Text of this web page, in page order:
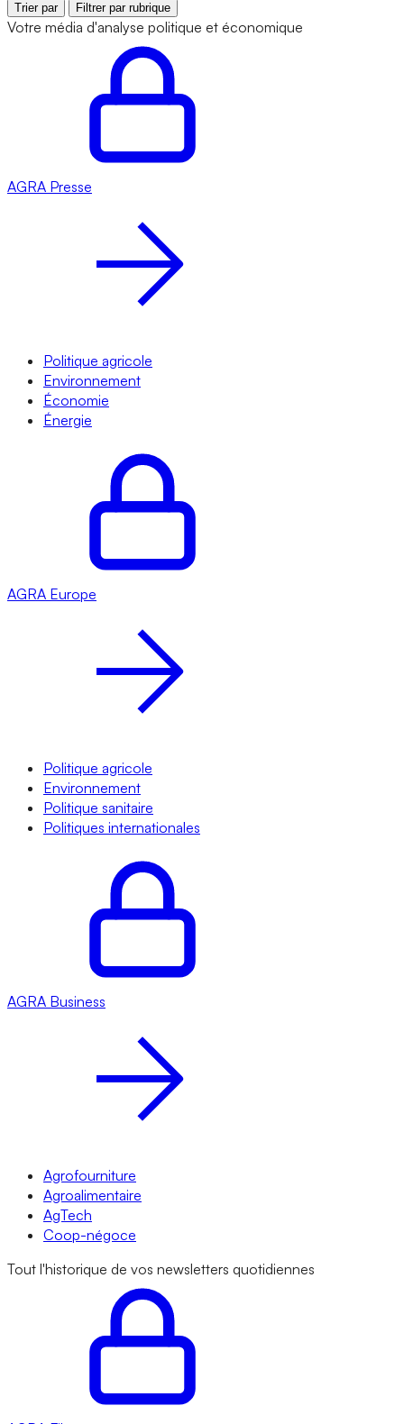
Trier par Filtrer par rubrique
Votre média d'analyse politique et économique
AGRA Presse
Politique agricole
Environnement
Économie
Énergie
AGRA Europe
Politique agricole
Environnement
Politique sanitaire
Politiques internationales
AGRA Business
Agrofourniture
Agroalimentaire
AgTech
Coop-négoce
Tout l'historique de vos newsletters quotidiennes